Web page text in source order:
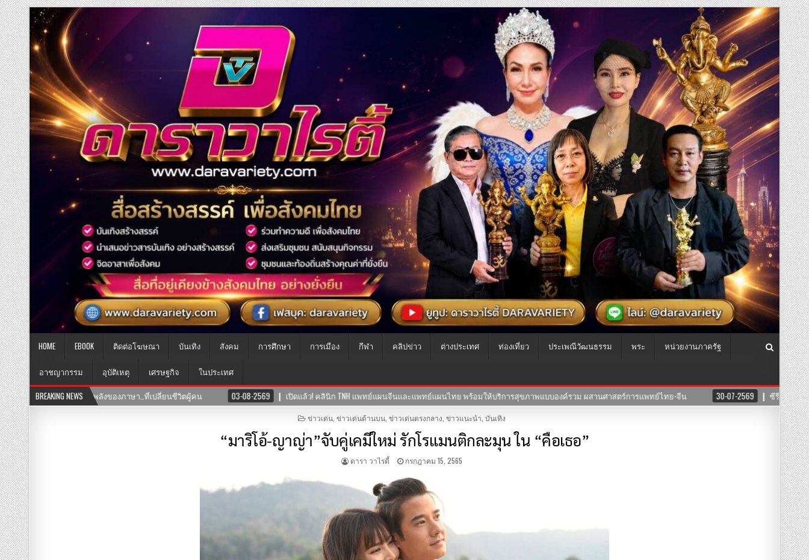
HOME EBOOK ติดต่อโฆษณา บันเทิง สังคม การศึกษา การเมือง กีฬา คลิปข่าว ต่างประเทศ ท่องเที่ยว ประเพณีวัฒนธรรม พระ หน่วยงานภาครัฐ
อาชญากรรม อุบัติเหตุ เศรษฐกิจ
ในประเทศ
BREAKING NEWS
08-2569 เปิดแล้ว! คลินิก TNH แพทย์แผนจีนและแพทย์แผนไทย พร้อมให้บริการสุขภาพแบบองค์รวม ผสานศาสตร์การแพทย์ไทย-จีน 30-07-2569 ซีรีย์”สงครามนางแบบโมเดล”ค่าย บริษัทแสงตะวันฟิล์ม” นำทีมโดยตัวแม่ “อุ๊บ วิริย
POSTED
ข่าวเด่น, ข่าวเด่นด้านบน, ข่าวเด่นตรงกลาง ข่าวแนะนำ บันเทิง
“มาริโอ้-ญาญ่า”จับคู่เคมีใหม่ รักโรแมนติกละมุน ใน “คือเธอ”
ดารา วาไรตี้ กรกฎาคม 15, 2565